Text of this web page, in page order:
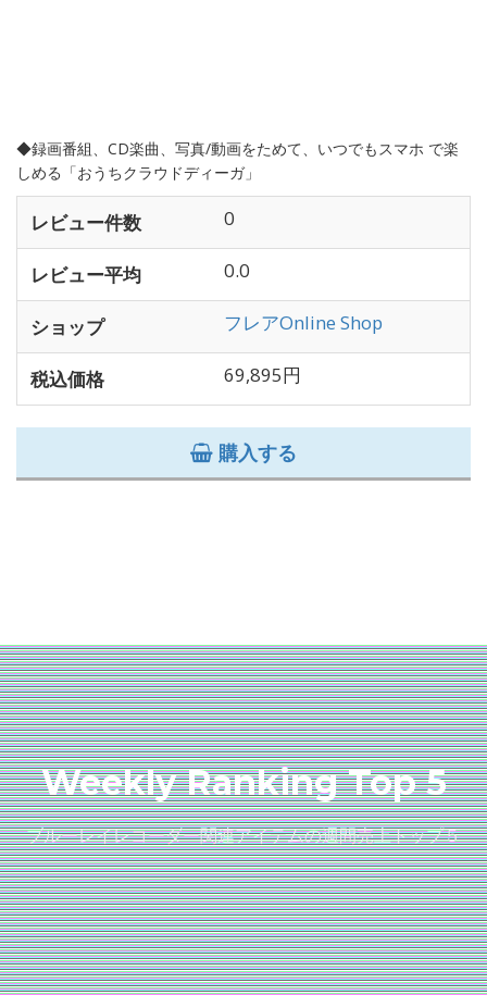
◆録画番組、CD楽曲、写真/動画をためて、いつでもスマホ で楽
しめる「おうちクラウドディーガ」
レビュー件数 0
レビュー平均 0.0
ショップ フレアOnline Shop
税込価格 69,895円
購入する
Weekly Ranking Top 5
ブルーレイレコーダー関連アイテムの週間売上トップ５